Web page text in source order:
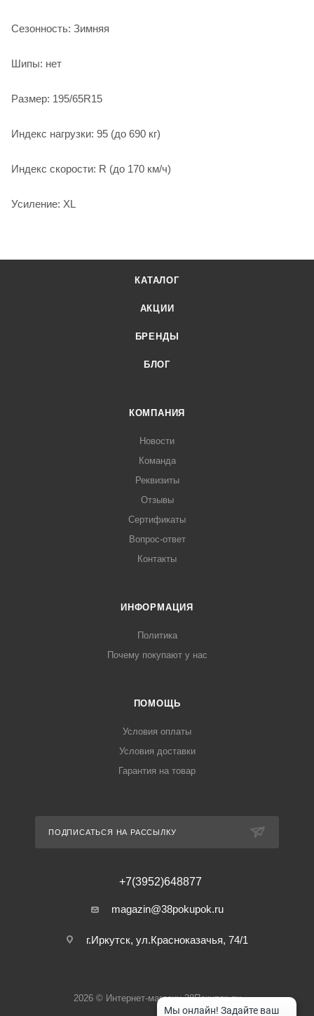
Сезонность: Зимняя
Шипы: нет
Размер: 195/65R15
Индекс нагрузки: 95 (до 690 кг)
Индекс скорости: R (до 170 км/ч)
Усиление: XL
КАТАЛОГ
АКЦИИ
БРЕНДЫ
БЛОГ
КОМПАНИЯ
Новости
Команда
Реквизиты
Отзывы
Сертификаты
Вопрос-ответ
Контакты
ИНФОРМАЦИЯ
Политика
Почему покупают у нас
ПОМОЩЬ
Условия оплаты
Условия доставки
Гарантия на товар
ПОДПИСАТЬСЯ НА РАССЫЛКУ
+7(3952)648877
magazin@38pokupok.ru
г.Иркутск, ул.Красноказачья, 74/1
2026 © Интернет-магазин 38Покупок.ру